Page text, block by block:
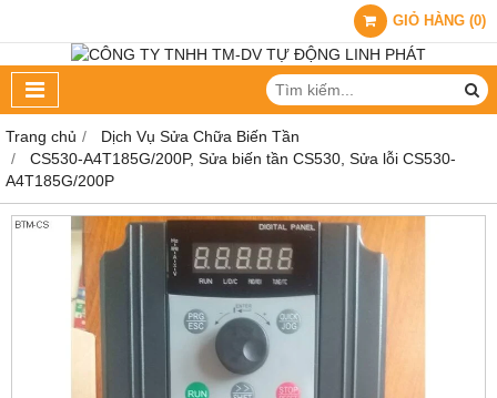
GIỎ HÀNG (0)
Trang chủ
Dịch Vụ Sửa Chữa Biến Tần
CS530-A4T185G/200P, Sửa biến tần CS530, Sửa lỗi CS530-
A4T185G/200P